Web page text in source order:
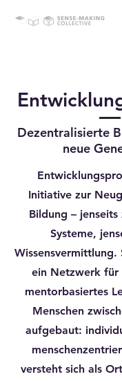
Dezentralisierte
neue
Initiative zur
Bildung –
Systeme,
Wissensvermittlung.
ein Netzwerk für
mentorbasiertes
Menschen
aufgebaut:
versteht sich als